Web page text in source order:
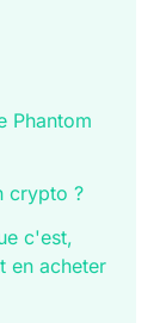
Phantom
crypto ?
c'est,
en acheter